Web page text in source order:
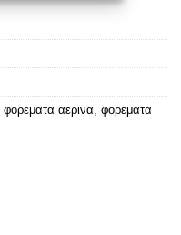
φορεματα αερινα, φορεματα